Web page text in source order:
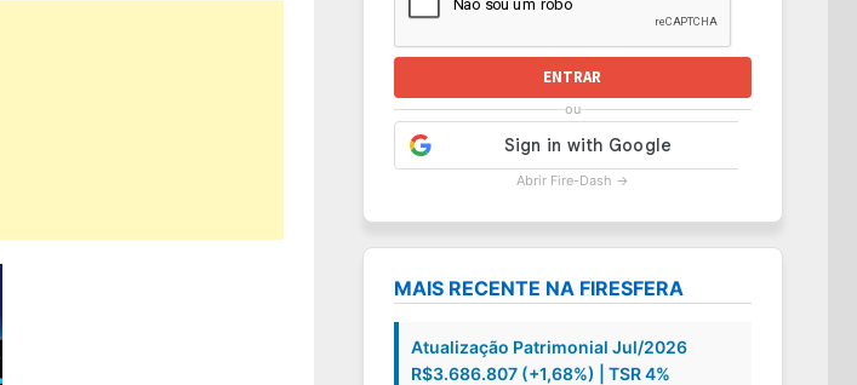
ENTRAR
ou
Abrir Fire-Dash →
MAIS RECENTE NA FIRESFERA
Atualização Patrimonial Jul/2026
R$3.686.807 (+1,68%) | TSR 4%